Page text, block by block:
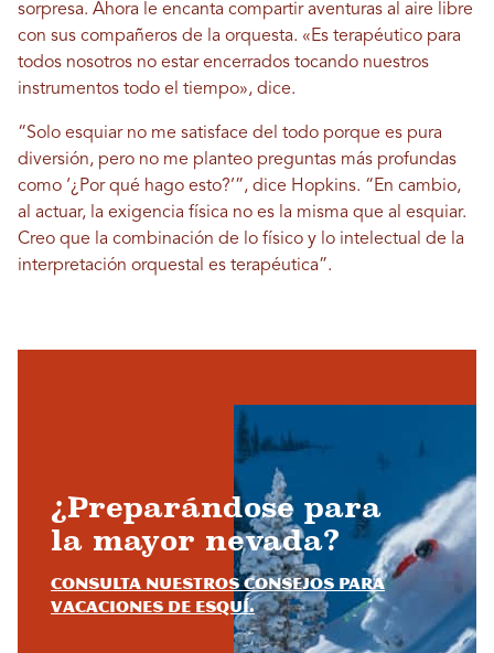
sorpresa. Ahora le encanta compartir aventuras al aire libre
con sus compañeros de la orquesta. «Es terapéutico para
todos nosotros no estar encerrados tocando nuestros
instrumentos todo el tiempo», dice.
“Solo esquiar no me satisface del todo porque es pura
diversión, pero no me planteo preguntas más profundas
como ‘¿Por qué hago esto?’”, dice Hopkins. “En cambio,
al actuar, la exigencia física no es la misma que al esquiar.
Creo que la combinación de lo físico y lo intelectual de la
interpretación orquestal es terapéutica”.
¿Preparándose para
la mayor nevada?
Consulta nuestros consejos para
vacaciones de esquí.